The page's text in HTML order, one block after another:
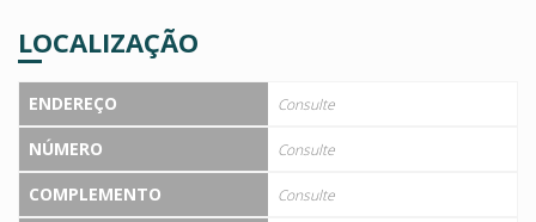
LOCALIZAÇÃO
ENDEREÇO Consulte
NÚMERO Consulte
COMPLEMENTO Consulte